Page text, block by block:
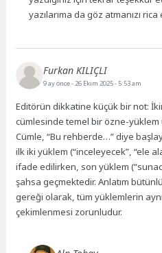
yazılarıma da göz atmanızı rica
Furkan KILIÇLI
9 ay önce- 26 Ekim 2025 - 5:53 am
Editörün dikkatine küçük bir not:
cümlesinde temel bir özne-yüklem
Cümle, “Bu rehberde…” diye
ilk iki yüklem (“inceleyecek”, “ele
ifade edilirken, son yüklem
şahsa geçmektedir. Anlatım
gereği olarak, tüm yüklemlerin
çekimlenmesi zorunludur.